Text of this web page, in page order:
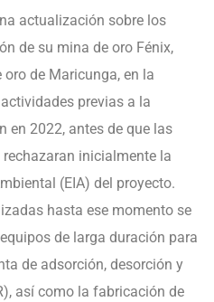
actualización sobre los
de su mina de oro Fénix,
de Maricunga, en la
previas a la
en 2022, antes de que las
inicialmente la
(EIA) del proyecto.
hasta ese momento se
de larga duración para
de adsorción, desorción y
así como la fabricación de